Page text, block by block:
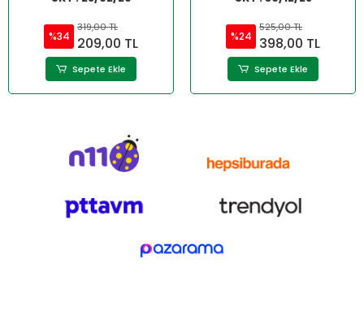
%34
319,00 TL
209,00 TL
Sepete Ekle
%24
525,00 TL
398,00 TL
Sepete Ekle